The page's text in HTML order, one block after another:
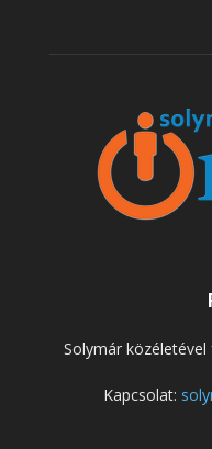
Solymár
Kapcsolat: